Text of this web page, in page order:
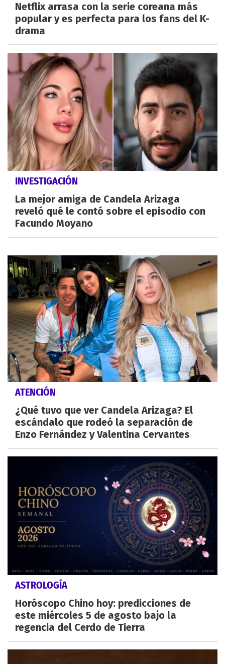
Netflix arrasa con la serie coreana más
popular y es perfecta para los fans del K-
drama
INVESTIGACIÓN
La mejor amiga de Candela Arizaga
reveló qué le contó sobre el episodio con
Facundo Moyano
ATENCIÓN
¿Qué tuvo que ver Candela Arizaga? El
escándalo que rodeó la separación de
Enzo Fernández y Valentina Cervantes
ASTROLOGÍA
Horóscopo Chino hoy: predicciones de
este miércoles 5 de agosto bajo la
regencia del Cerdo de Tierra